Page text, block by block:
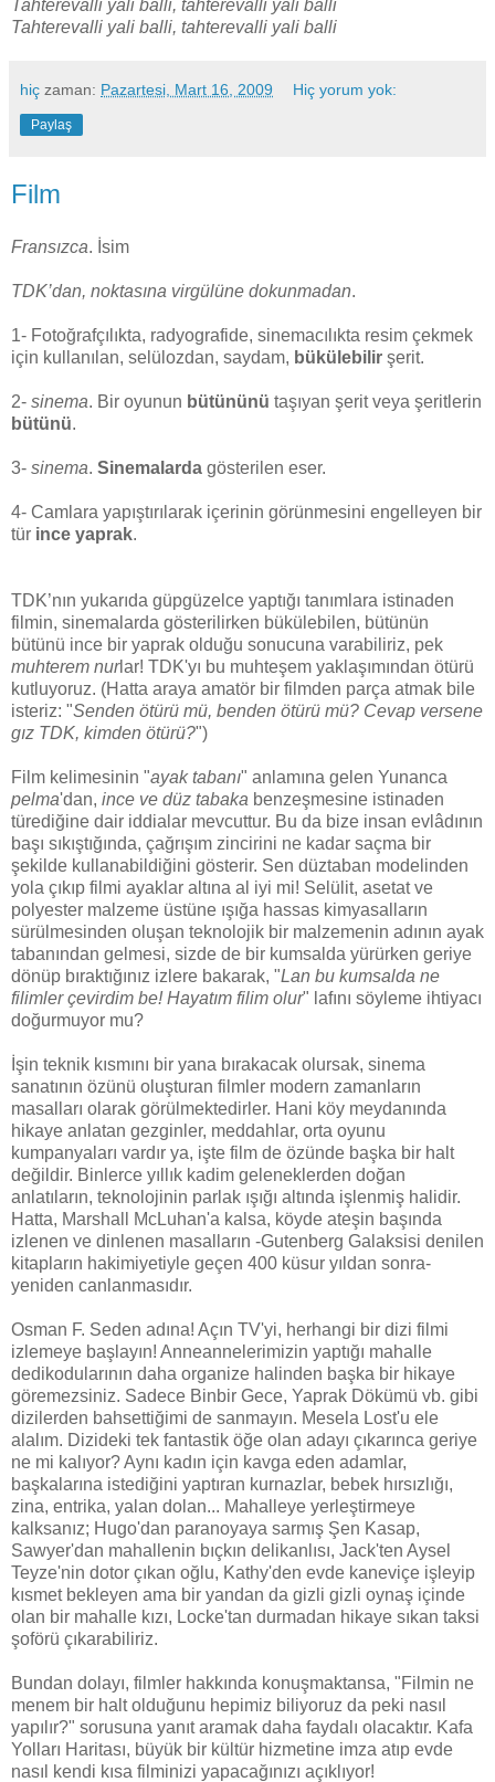
Tahterevalli yali balli, tahterevalli yali balli
Tahterevalli yali balli, tahterevalli yali balli
hiç zaman: Pazartesi, Mart 16, 2009 Hiç yorum yok:
Paylaş
Film
Fransızca. İsim
TDK’dan, noktasına virgülüne dokunmadan.
1- Fotoğrafçılıkta, radyografide, sinemacılıkta resim çekmek
için kullanılan, selülozdan, saydam, bükülebilir şerit.
2- sinema. Bir oyunun bütününü taşıyan şerit veya şeritlerin
bütünü.
3- sinema. Sinemalarda gösterilen eser.
4- Camlara yapıştırılarak içerinin görünmesini engelleyen bir
tür ince yaprak.
TDK’nın yukarıda güpgüzelce yaptığı tanımlara istinaden
filmin, sinemalarda gösterilirken bükülebilen, bütünün
bütünü ince bir yaprak olduğu sonucuna varabiliriz, pek
muhterem nurlar! TDK'yı bu muhteşem yaklaşımından ötürü
kutluyoruz. (Hatta araya amatör bir filmden parça atmak bile
isteriz: "Senden ötürü mü, benden ötürü mü? Cevap versene
gız TDK, kimden ötürü?")
Film kelimesinin "ayak tabanı" anlamına gelen Yunanca
pelma'dan, ince ve düz tabaka benzeşmesine istinaden
türediğine dair iddialar mevcuttur. Bu da bize insan evlâdının
başı sıkıştığında, çağrışım zincirini ne kadar saçma bir
şekilde kullanabildiğini gösterir. Sen düztaban modelinden
yola çıkıp filmi ayaklar altına al iyi mi! Selülit, asetat ve
polyester malzeme üstüne ışığa hassas kimyasalların
sürülmesinden oluşan teknolojik bir malzemenin adının ayak
tabanından gelmesi, sizde de bir kumsalda yürürken geriye
dönüp bıraktığınız izlere bakarak, "Lan bu kumsalda ne
filimler çevirdim be! Hayatım filim olur" lafını söyleme ihtiyacı
doğurmuyor mu?
İşin teknik kısmını bir yana bırakacak olursak, sinema
sanatının özünü oluşturan filmler modern zamanların
masalları olarak görülmektedirler. Hani köy meydanında
hikaye anlatan gezginler, meddahlar, orta oyunu
kumpanyaları vardır ya, işte film de özünde başka bir halt
değildir. Binlerce yıllık kadim geleneklerden doğan
anlatıların, teknolojinin parlak ışığı altında işlenmiş halidir.
Hatta, Marshall McLuhan'a kalsa, köyde ateşin başında
izlenen ve dinlenen masalların -Gutenberg Galaksisi denilen
kitapların hakimiyetiyle geçen 400 küsur yıldan sonra-
yeniden canlanmasıdır.
Osman F. Seden adına! Açın TV'yi, herhangi bir dizi filmi
izlemeye başlayın! Anneannelerimizin yaptığı mahalle
dedikodularının daha organize halinden başka bir hikaye
göremezsiniz. Sadece Binbir Gece, Yaprak Dökümü vb. gibi
dizilerden bahsettiğimi de sanmayın. Mesela Lost'u ele
alalım. Dizideki tek fantastik öğe olan adayı çıkarınca geriye
ne mi kalıyor? Aynı kadın için kavga eden adamlar,
başkalarına istediğini yaptıran kurnazlar, bebek hırsızlığı,
zina, entrika, yalan dolan... Mahalleye yerleştirmeye
kalksanız; Hugo'dan paranoyaya sarmış Şen Kasap,
Sawyer'dan mahallenin bıçkın delikanlısı, Jack'ten Aysel
Teyze'nin dotor çıkan oğlu, Kathy'den evde kaneviçe işleyip
kısmet bekleyen ama bir yandan da gizli gizli oynaş içinde
olan bir mahalle kızı, Locke'tan durmadan hikaye sıkan taksi
şoförü çıkarabiliriz.
Bundan dolayı, filmler hakkında konuşmaktansa, "Filmin ne
menem bir halt olduğunu hepimiz biliyoruz da peki nasıl
yapılır?" sorusuna yanıt aramak daha faydalı olacaktır. Kafa
Yolları Haritası, büyük bir kültür hizmetine imza atıp evde
nasıl kendi kısa filminizi yapacağınızı açıklıyor!